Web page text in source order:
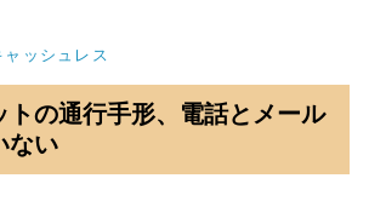
ャッシュレス
トの通行手形、電話とメール
ない